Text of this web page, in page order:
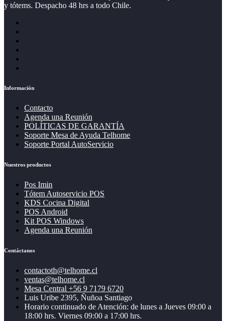
y tótems. Despacho 48 hrs a todo Chile.
Información
Contacto
Agenda una Reunión
POLÍTICAS DE GARANTÍA
Soporte Mesa de Ayuda Telhome
Soporte Portal AutoServicio
Nuestros productos
Pos Imin
Tótem Autoservicio POS
KDS Cocina Digital
POS Android
Kit POS Windows
Agenda una Reunión
Contáctanos
contactoth@telhome.cl
ventas@telhome.cl
Mesa Central +56 9 7179 6720
Luis Uribe 2395, Ñuñoa Santiago
Horario continuado de Atención: de lunes a Jueves 09:00 a
18:00 hrs. Viernes 09:00 a 17:00 hrs.